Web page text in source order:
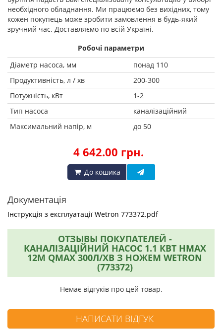
необхідного обладнання. Ми працюємо без вихідних, тому
кожен покупець може зробити замовлення в будь-який
зручний час. Доставляємо по всій Україні.
Робочі параметри
Діаметр насоса, мм
понад 110
Продуктивність, л / хв
200-300
Потужність, кВт
1-2
Тип насоса
каналізаційний
Максимальний напір, м
до 50
4 642.00 грн.
До кошика
Документація
Інструкція з експлуатації Wetron 773372.pdf
ОТЗЫВЫ ПОКУПАТЕЛЕЙ -
КАНАЛІЗАЦІЙНИЙ НАСОС 1.1 КВТ HMAX
12М QMAX 300Л/ХВ З НОЖЕМ WETRON
(773372)
Немає відгуків про цей товар.
НАПИСАТИ ВІДГУК